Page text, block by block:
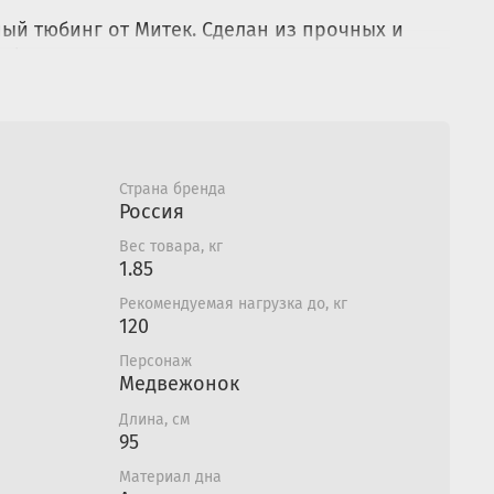
тюбинг от Митек. Сделан из прочных и
сделано из прочной армированной
сумку с ручкой;
пластиковыми ручками со
на сидении;
используются прочные армированные
не гниют и не рвутся от нагрузок;
яркие изображения методом
износостойкой и экологичной
Со временем краска не сотрется, не
Страна бренда
Россия
Вес товара, кг
1.85
Рекомендуемая нагрузка до, кг
120
Персонаж
Медвежонок
Длина, см
95
Материал дна